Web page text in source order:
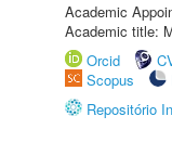
Academic
Academic title:
Orcid
Scopus
Repositório